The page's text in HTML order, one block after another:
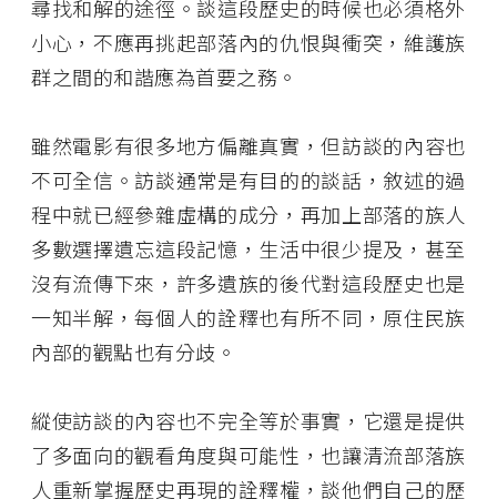
尋找和解的途徑。談這段歷史的時候也必須格外
小心，不應再挑起部落內的仇恨與衝突，維護族
群之間的和諧應為首要之務。
雖然電影有很多地方偏離真實，但訪談的內容也
不可全信。訪談通常是有目的的談話，敘述的過
程中就已經參雜虛構的成分，再加上部落的族人
多數選擇遺忘這段記憶，生活中很少提及，甚至
沒有流傳下來，許多遺族的後代對這段歷史也是
一知半解，每個人的詮釋也有所不同，原住民族
內部的觀點也有分歧。
縱使訪談的內容也不完全等於事實，它還是提供
了多面向的觀看角度與可能性，也讓清流部落族
人重新掌握歷史再現的詮釋權，談他們自己的歷